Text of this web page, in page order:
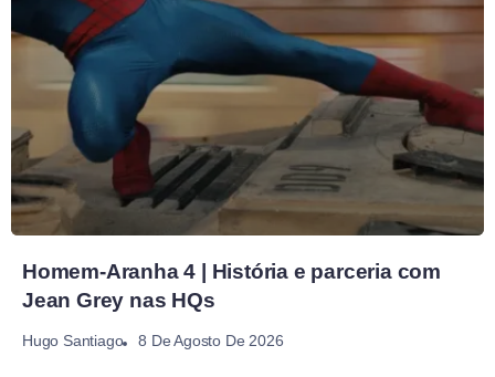
Homem-Aranha 4 | História e parceria com
Jean Grey nas HQs
Hugo Santiago 8 De Agosto De 2026